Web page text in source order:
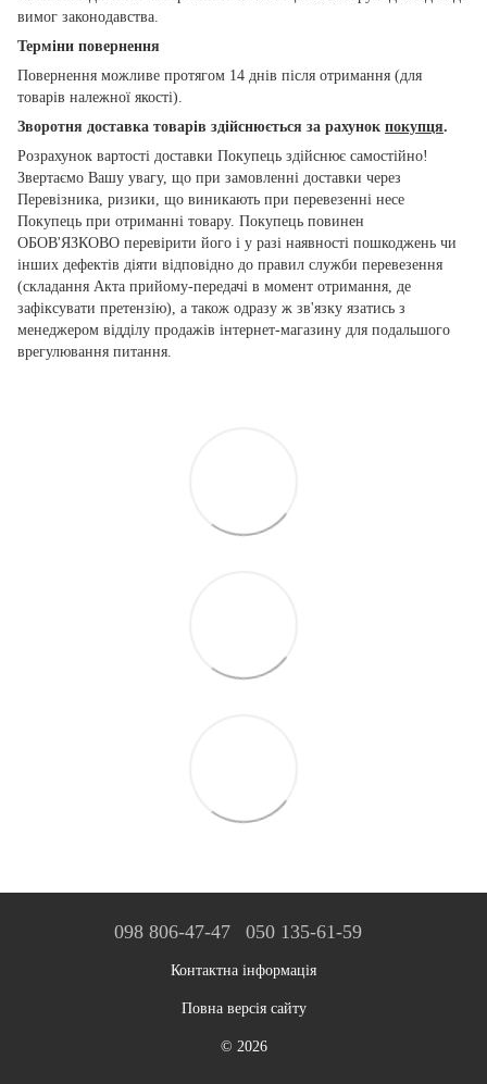
вимог законодавства.
Терміни повернення
Повернення можливе протягом 14 днів після отримання (для
товарів належної якості).
Зворотня доставка товарів здійснюється за рахунок покупця.
Розрахунок вартості доставки Покупець здійснює самостійно!
Звертаємо Вашу увагу, що при замовленні доставки через
Перевізника, ризики, що виникають при перевезенні несе
Покупець при отриманні товару. Покупець повинен
ОБОВ'ЯЗКОВО перевірити його і у разі наявності пошкоджень чи
інших дефектів діяти відповідно до правил служби перевезення
(складання Акта прийому-передачі в момент отримання, де
зафіксувати претензію), а також одразу ж зв'язку язатись з
менеджером відділу продажів інтернет-магазину для подальшого
врегулювання питання.
098 806-47-47 050 135-61-59
Контактна інформація
Повна версія сайту
© 2026